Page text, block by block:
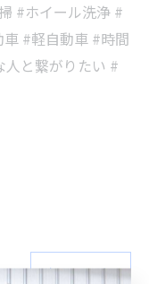
#ホイール洗浄 #
#軽自動車 #時間
人と繋がりたい #
次のページ >